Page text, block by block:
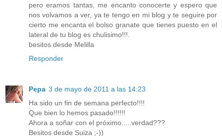
pero eramos tantas, me encanto conocerte y espero que
nos volvamos a ver, ya te tengo en mi blog y te seguire por
cierto me encanta el bolso granate que tienes puesto en el
lateral de tu blog es chulisimo!!!.
besitos desde Melilla
Responder
Pepa 3 de mayo de 2011 a las 14:23
Ha sido un fin de semana perfecto!!!!
Que bien lo hemos pasado!!!!!!
Ahora a soñar con el próximo.....verdad???
Besitos desde Suiza ;-))